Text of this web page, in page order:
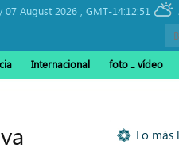
07 August 2026 , GMT-14:12:51
Internacional foto ـ vídeo
Lo más